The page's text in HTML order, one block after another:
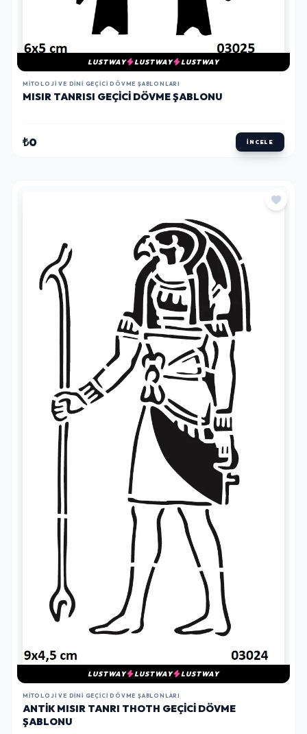
LUSTWAY LUSTWAY LUSTWAY
MITOLOJI VE DINI GEÇICI DÖVME ŞABLONLARI
MISIR TANRISI GEÇICI DÖVME ŞABLONU
₺0 İNCELE
LUSTWAY LUSTWAY LUSTWAY
MITOLOJI VE DINI GEÇICI DÖVME ŞABLONLARI
ANTIK MISIR TANRI THOTH GEÇICI DÖVME
ŞABLONU